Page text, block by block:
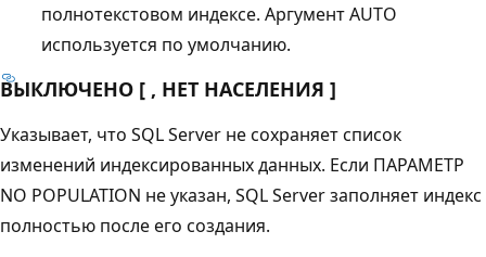
полнотекстовом индексе. Аргумент AUTO
используется по умолчанию.
ВЫКЛЮЧЕНО [ , НЕТ НАСЕЛЕНИЯ ]
Указывает, что SQL Server не сохраняет список
изменений индексированных данных. Если ПАРАМЕТР
NO POPULATION не указан, SQL Server заполняет индекс
полностью после его создания.